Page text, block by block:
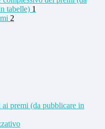
tabelle) 1
2
premi (da pubblicare in